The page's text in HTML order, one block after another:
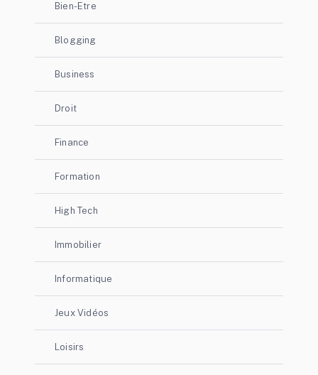
Bien-Etre
Blogging
Business
Droit
Finance
Formation
High Tech
Immobilier
Informatique
Jeux Vidéos
Loisirs